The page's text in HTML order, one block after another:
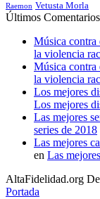
Raemon Vetusta Morla
Últimos Comentarios
Música contra
la violencia
Música contra
la violencia
Los mejores
Los mejores
Las mejores
series de 2018
Las mejores
en Las
AltaFidelidad.org
Portada